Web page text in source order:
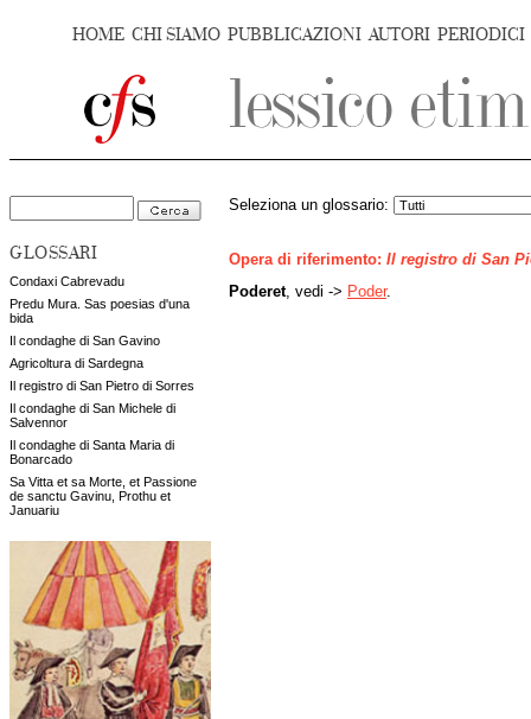
HOME CHI SIAMO PUBBLICAZIONI AUTORI PERIODICI
GLOSSARI
Condaxi Cabrevadu
Predu Mura. Sas poesias d'una
bida
Il condaghe di San Gavino
Agricoltura di Sardegna
Il registro di San Pietro di Sorres
Il condaghe di San Michele di
Salvennor
Il condaghe di Santa Maria di
Bonarcado
Sa Vitta et sa Morte, et Passione
de sanctu Gavinu, Prothu et
Januariu
Seleziona un glossario:
Opera di riferimento: Il registro di San
Poderet, vedi -> Poder.